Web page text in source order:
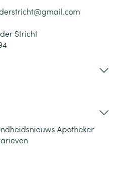
gmail.com
Stricht
Apotheker